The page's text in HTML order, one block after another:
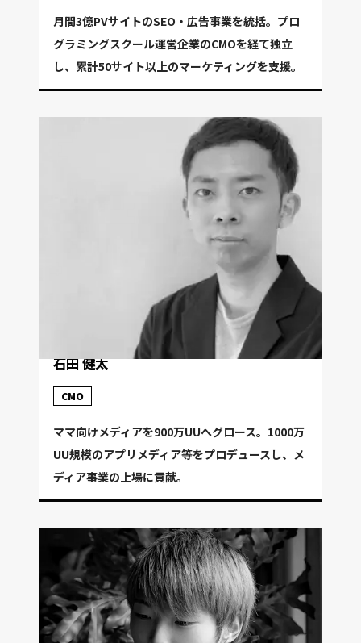
月間3億PVサイトのSEO・広告事業を統括。プロ
グラミングスクール運営企業のCMOを経て独立
し、累計50サイト以上のマーケティングを支援。
石田 健太
CMO
ママ向けメディアを900万UUへグロース。1000万
UU規模のアプリメディア等をプロデュースし、メ
ディア事業の上場に貢献。